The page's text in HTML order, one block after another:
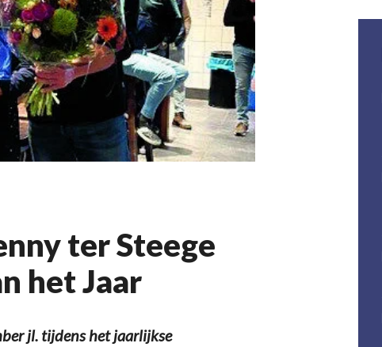
ter Steege
het Jaar
jl. tijdens het jaarlijkse